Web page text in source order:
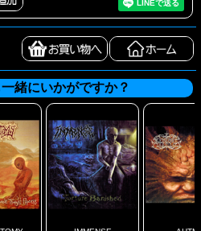
緒にいかがですか？